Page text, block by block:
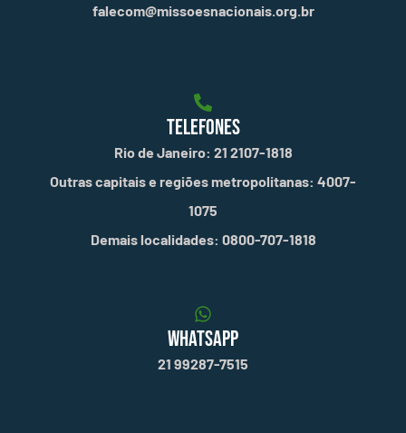
falecom@missoesnacionais.org.br
TELEFONES
Rio de Janeiro: 21 2107-1818
Outras capitais e regiões metropolitanas: 4007-
1075
Demais localidades: 0800-707-1818
WHATSAPP
21 99287-7515